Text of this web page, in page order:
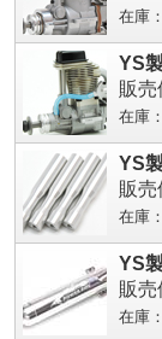
在庫：
YS
販売
在庫：
YS
販売
在庫：
YS
販売
在庫：